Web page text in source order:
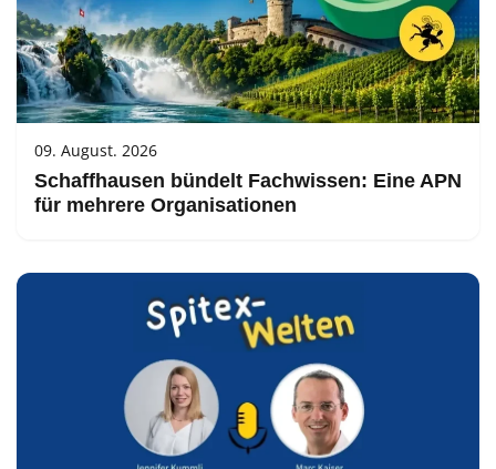
09. August. 2026
Schaffhausen bündelt Fachwissen: Eine APN
für mehrere Organisationen